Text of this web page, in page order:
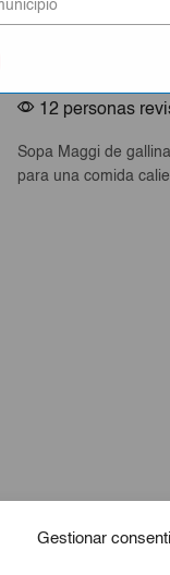
Gestionar
Con
cantidad
12 personas
Sopa Maggi de
para una comida